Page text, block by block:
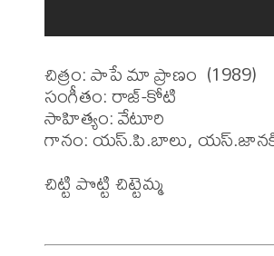
చిత్రం: పాపే మా ప్రాణం  (1989)
సంగీతం: రాజ్-కోటి
సాహిత్యం: వేటూరి
గానం: యస్.పి.బాలు,
చిట్టి పొట్టి చిట్టెమ్మ